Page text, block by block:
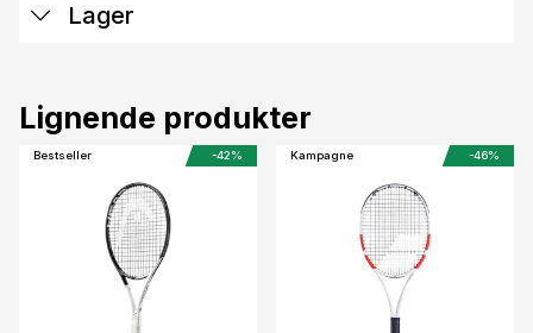
Lager
Lignende produkter
Bestseller -42% Kampagne -46%